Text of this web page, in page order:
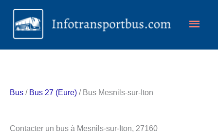
Aller
contenu
Bus / Bus 27 (Eure) / Bus Mesnils-sur-Iton
Contacter un bus à Mesnils-sur-Iton, 27160